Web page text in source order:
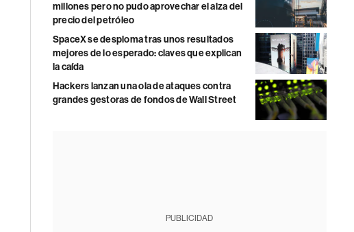
millones pero no pudo aprovechar el alza del
precio del petróleo
SpaceX se desploma tras unos resultados
mejores de lo esperado: claves que explican
la caída
Hackers lanzan una ola de ataques contra
grandes gestoras de fondos de Wall Street
PUBLICIDAD